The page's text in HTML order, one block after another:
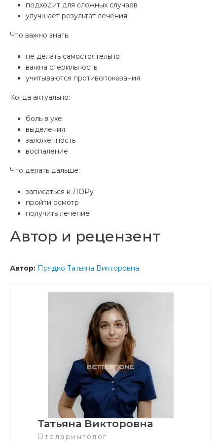
подходит для сложных случаев
улучшает результат лечения
Что важно знать:
не делать самостоятельно
важна стерильность
учитываются противопоказания
Когда актуально:
боль в ухе
выделения
заложенность
воспаление
Что делать дальше:
записаться к ЛОРу
пройти осмотр
получить лечение
Автор и рецензент
Автор: Прядко Татьяна Викторовна
Татьяна Викторовна
Отоларинголог